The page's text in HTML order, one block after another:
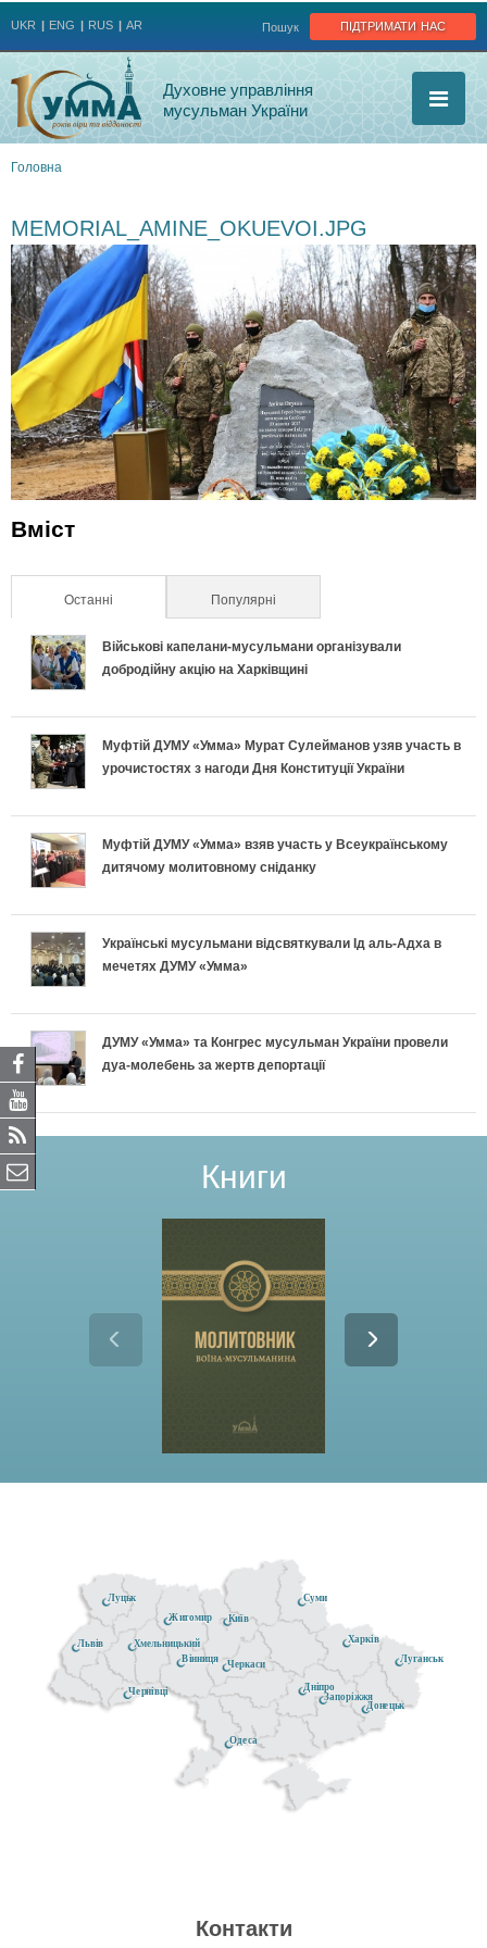
підтримати нас
Пошук
UKR ENG RUS AR
Духовне управління
мусульман України
є
тут
Головна
MEMORIAL_AMINE_OKUEVOI.JPG
Вміст
Останні (активна вкладка)Популярні
Військові капелани-мусульмани організували
добродійну акцію на Харківщині
Муфтій ДУМУ «Умма» Мурат Сулейманов узяв участь в
урочистостях з нагоди Дня Конституції України
Муфтій ДУМУ «Умма» взяв участь у Всеукраїнському
дитячому молитовному сніданку
Українські мусульмани відсвяткували Ід аль-Адха в
мечетях ДУМУ «Умма»
ДУМУ «Умма» та Конгрес мусульман України провели
дуа-молебень за жертв депортації
Книги
Донецьк
Житомир
Черкаси
Чернівці
Київ
Луганськ
Хмельницький
Луцьк
Дніпро
Одеса
Суми
Вінниця
Запоріжжя
Львів Харків
Контакти